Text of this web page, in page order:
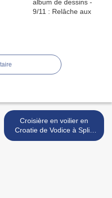
Croisière en voilier en
Croatie de Vodice à Split,
Hvar, Korcula, Dubrovnik et